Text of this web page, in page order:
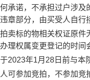
承诺，不承担过户涉
章部分，由买受人自
卖标的物相关权证原
理权属变更登记的时间
2023年1月 28 日 前与本
可参加竞拍，不参加